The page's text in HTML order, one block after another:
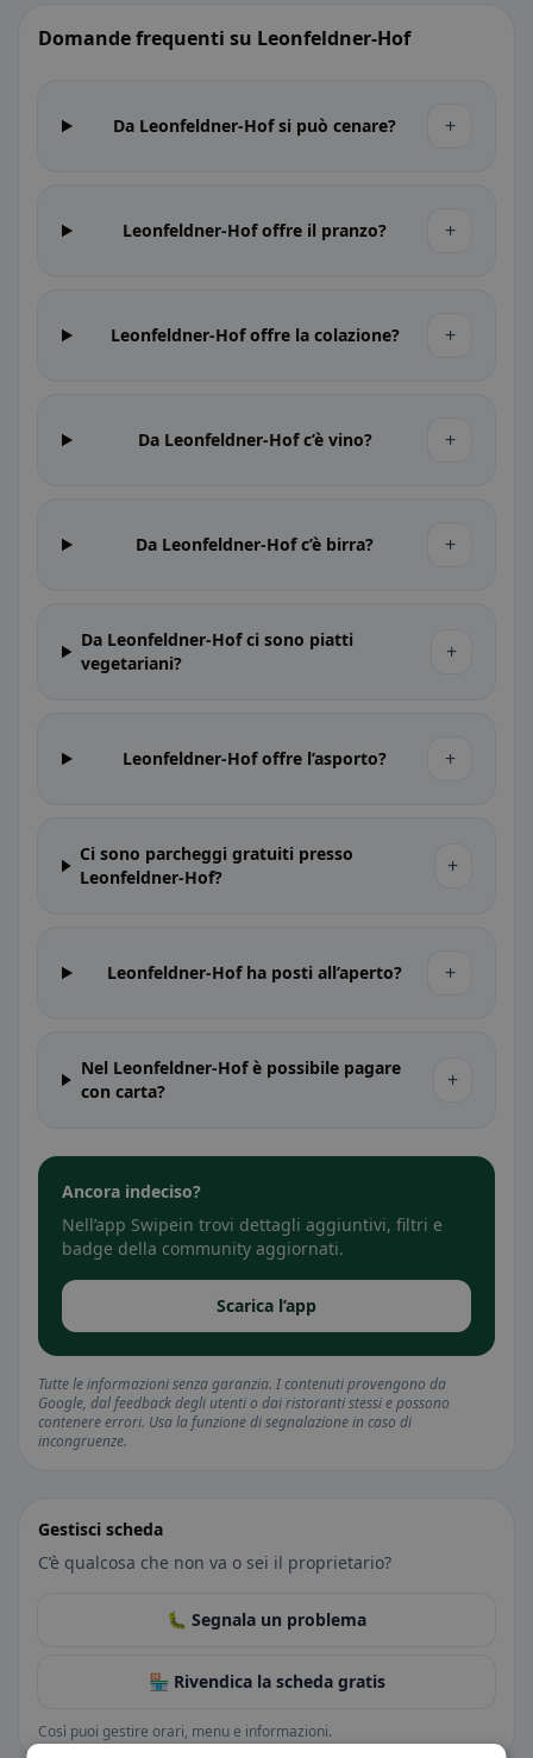
Domande frequenti su Leonfeldner-Hof
Da Leonfeldner-Hof si può cenare? +
Leonfeldner-Hof offre il pranzo? +
Leonfeldner-Hof offre la colazione? +
Da Leonfeldner-Hof c’è vino? +
Da Leonfeldner-Hof c’è birra? +
Da Leonfeldner-Hof ci sono piatti
vegetariani?
+
Leonfeldner-Hof offre l’asporto? +
Ci sono parcheggi gratuiti presso
Leonfeldner-Hof?
+
Leonfeldner-Hof ha posti all’aperto? +
Nel Leonfeldner-Hof è possibile pagare
con carta?
+
Ancora indeciso?
Nell’app Swipein trovi dettagli aggiuntivi, filtri e
badge della community aggiornati.
Scarica l’app
Tutte le informazioni senza garanzia. I contenuti provengono da
Google, dal feedback degli utenti o dai ristoranti stessi e possono
contenere errori. Usa la funzione di segnalazione in caso di
incongruenze.
Gestisci scheda
C’è qualcosa che non va o sei il proprietario?
🐛 Segnala un problema
🏪 Rivendica la scheda gratis
Così puoi gestire orari, menu e informazioni.